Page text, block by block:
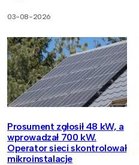
03-08-2026
Prosument zgłosił 48 kW, a
wprowadzał 700 kW.
Operator sieci skontrolował
mikroinstalacje